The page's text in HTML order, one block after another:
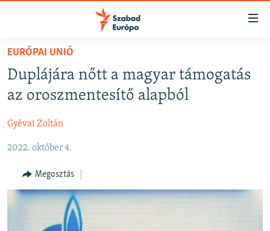
Akadálymentes
Ugrás
fő
oldalra
Ugrás
NAPIRENDEN
AKTUÁLIS
VIDEÓK
ELEMZŐ
NER15
SZABADON
TÁRSADALOM
EURÓPAI UNIÓ
Duplájára nőtt a magyar támogatás
az oroszmentesítő alapból
Gyévai Zoltán
2022. október 4.
Megosztás